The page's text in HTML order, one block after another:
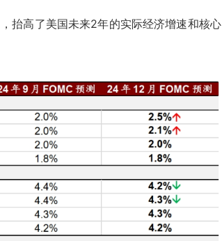
抬高了美国未来2年的实际经济增速和核心